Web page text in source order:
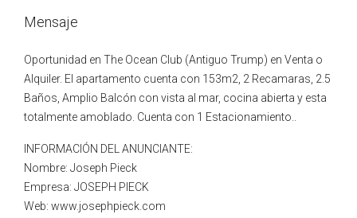
Mensaje
Oportunidad en The Ocean Club (Antiguo Trump) en Venta o
Alquiler. El apartamento cuenta con 153m2, 2 Recamaras, 2.5
Baños, Amplio Balcón con vista al mar, cocina abierta y esta
totalmente amoblado. Cuenta con 1 Estacionamiento..
INFORMACIÓN DEL ANUNCIANTE:
Nombre: Joseph Pieck
Empresa: JOSEPH PIECK
Web: www.josephpieck.com